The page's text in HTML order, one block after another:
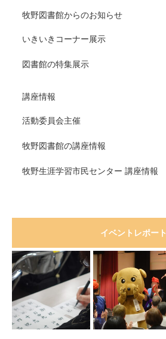
牧野図書館からのお知らせ
いきいきコーナー展示
図書館の特集展示
講座情報
活動委員会主催
牧野図書館の講座情報
牧野生涯学習市民センター 講座情報
イベントレポート